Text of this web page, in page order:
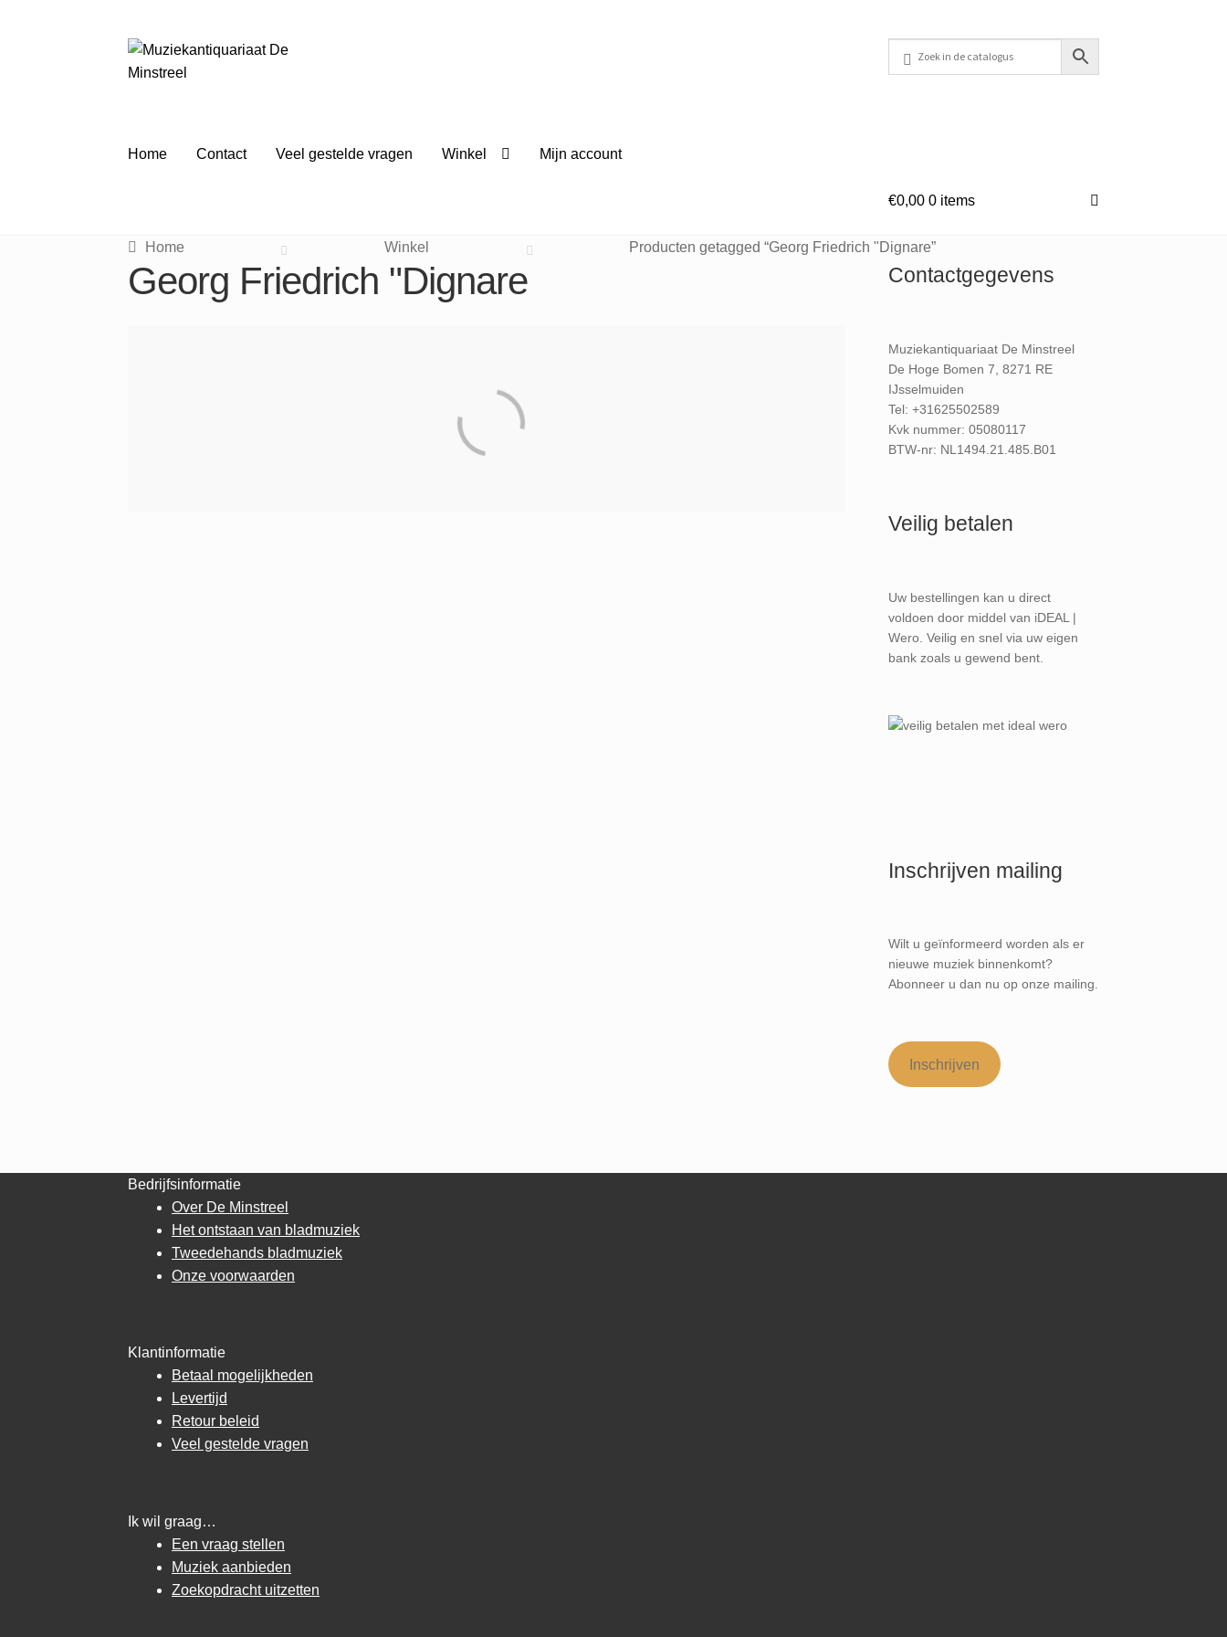
Ga
door
Ga
naar
Home Contact Veel gestelde vragen Winkel Mijn account
€0,00 0 items
Home Winkel Producten getagged “Georg Friedrich ​"Dignare”
Georg Friedrich ​"Dignare Contactgegevens
Muziekantiquariaat De Minstreel
De Hoge Bomen 7, 8271 RE
IJsselmuiden
Tel: +31625502589
Kvk nummer: 05080117
BTW-nr: NL1494.21.485.B01
Veilig betalen
Uw bestellingen kan u direct
voldoen door middel van iDEAL |
Wero. Veilig en snel via uw eigen
bank zoals u gewend bent.
Inschrijven mailing
Wilt u geïnformeerd worden als er
nieuwe muziek binnenkomt?
Abonneer u dan nu op onze mailing.
Inschrijven
Bedrijfsinformatie
Over De Minstreel
Het ontstaan van bladmuziek
Tweedehands bladmuziek
Onze voorwaarden
Klantinformatie
Betaal mogelijkheden
Levertijd
Retour beleid
Veel gestelde vragen
Ik wil graag…
Een vraag stellen
Muziek aanbieden
Zoekopdracht uitzetten